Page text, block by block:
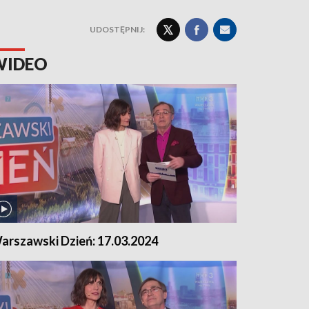
UDOSTĘPNIJ:
Dzień: 17.03.2024